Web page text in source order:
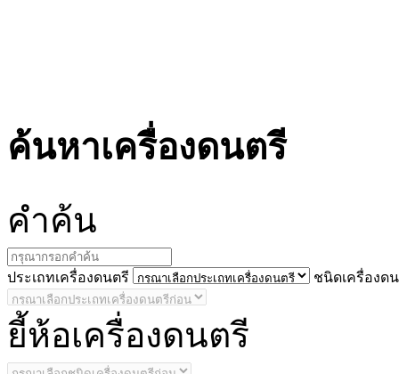
ค้นหาเครื่องดนตรี
คำค้น
ประเถทเครื่องดนตรี ชนิดเครื่องด
ยี้ห้อเครื่องดนตรี